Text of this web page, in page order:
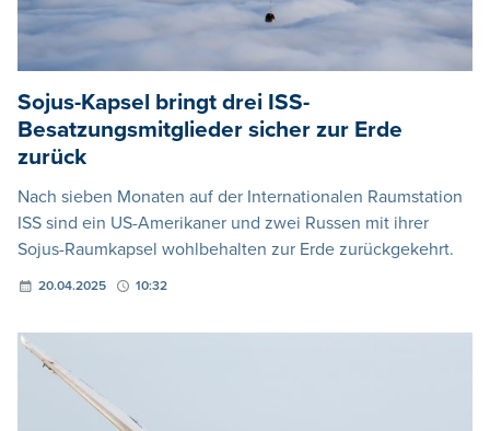
Sojus-Kapsel bringt drei ISS-
Besatzungsmitglieder sicher zur Erde
zurück
Nach sieben Monaten auf der Internationalen Raumstation
ISS sind ein US-Amerikaner und zwei Russen mit ihrer
Sojus-Raumkapsel wohlbehalten zur Erde zurückgekehrt.
20.04.2025 10:32